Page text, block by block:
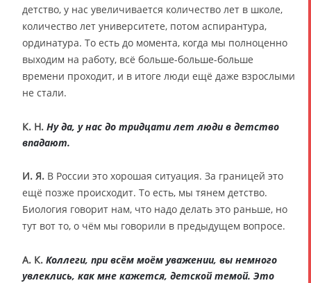
детство, у нас увеличивается количество лет в школе,
количество лет университете, потом аспирантура,
ординатура. То есть до момента, когда мы полноценно
выходим на работу, всё больше-больше-больше
времени проходит, и в итоге люди ещё даже взрослыми
не стали.
К. Н. Ну да, у нас до тридцати лет люди в детство
впадают.
И. Я. В России это хорошая ситуация. За границей это
ещё позже происходит. То есть, мы тянем детство.
Биология говорит нам, что надо делать это раньше, но
тут вот то, о чём мы говорили в предыдущем вопросе.
А. К. Коллеги, при всём моём уважении, вы немного
увлеклись, как мне кажется, детской темой. Это